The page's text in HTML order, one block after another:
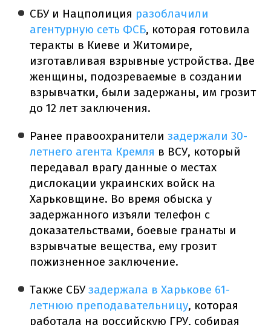
СБУ и Нацполиция разоблачили
агентурную сеть ФСБ, которая готовила
теракты в Киеве и Житомире,
изготавливая взрывные устройства. Две
женщины, подозреваемые в создании
взрывчатки, были задержаны, им грозит
до 12 лет заключения.
Ранее правоохранителизадержали 30-
летнего агента Кремля в ВСУ, который
передавал врагу данные о местах
дислокации украинских войск на
Харьковщине. Во время обыска у
задержанного изъяли телефон с
доказательствами, боевые гранаты и
взрывчатые вещества, ему грозит
пожизненное заключение.
Также СБУзадержала в Харькове 61-
летнюю преподавательницу, которая
работала на российскую ГРУ, собирая